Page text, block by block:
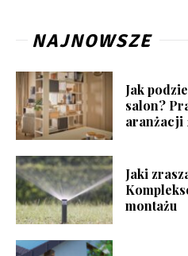
NAJNOWSZE
Jak
salon?
aranżacji
Jaki
montażu